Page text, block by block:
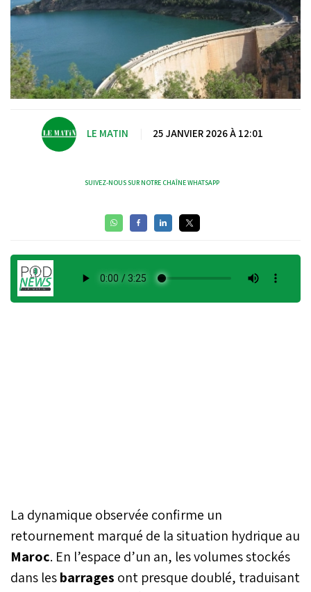
LE MATIN 25 JANVIER 2026 À 12:01
SUIVEZ-NOUS SUR NOTRE CHAÎNE WHATSAPP
La dynamique observée confirme un
retournement marqué de la situation hydrique au
Maroc. En l’espace d’un an, les volumes stockés
dans lesbarrages ont presque doublé, traduisant